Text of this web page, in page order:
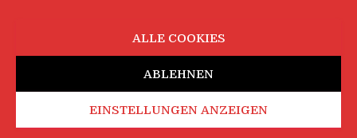
ALLE COOKIES
ABLEHNEN
EINSTELLUNGEN ANZEIGEN